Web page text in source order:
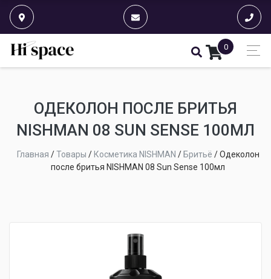
0
ОДЕКОЛОН ПОСЛЕ БРИТЬЯ
NISHMAN 08 SUN SENSE 100МЛ
Главная /Товары / Косметика NISHMAN / Бритьё /Одеколон
после бритья NISHMAN 08 Sun Sense 100мл